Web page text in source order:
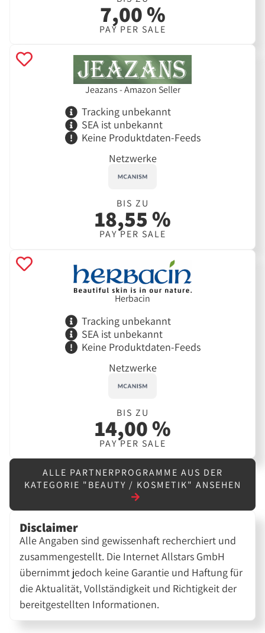
7,00 %
PAY PER SALE
Jeazans - Amazon Seller
Tracking unbekannt
SEA ist unbekannt
Keine Produktdaten-Feeds
Netzwerke
BIS ZU
18,55 %
PAY PER SALE
Herbacin
Tracking unbekannt
SEA ist unbekannt
Keine Produktdaten-Feeds
Netzwerke
BIS ZU
14,00 %
PAY PER SALE
ALLE PARTNERPROGRAMME AUS DER
KATEGORIE "BEAUTY / KOSMETIK" ANSEHEN
Disclaimer
Alle Angaben sind gewissenhaft recherchiert und
zusammengestellt. Die Internet Allstars GmbH
übernimmt jedoch keine Garantie und Haftung für
die Aktualität, Vollständigkeit und Richtigkeit der
bereitgestellten Informationen.